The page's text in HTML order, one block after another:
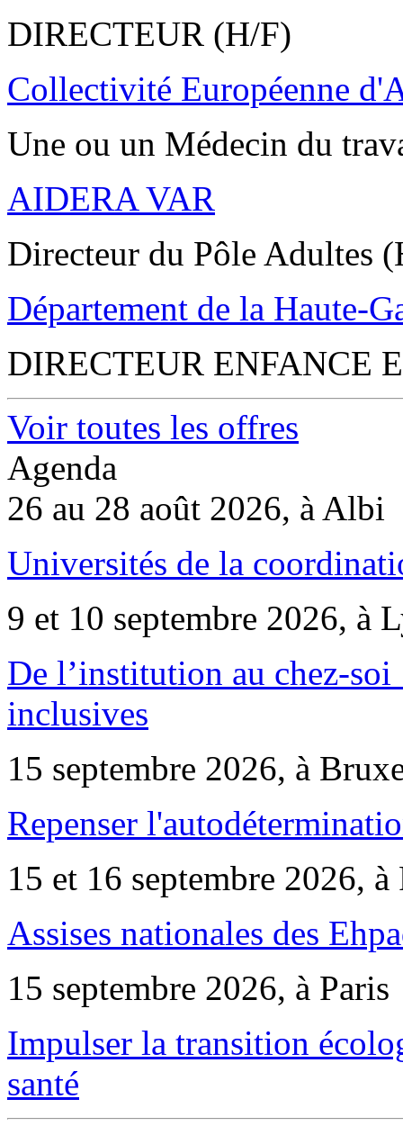
DIRECTEUR (H/F)
Collectivité Européenne
Une ou un Médecin du
AIDERA VAR
Directeur du Pôle Adultes
Département de la Haute-
DIRECTEUR ENFANCE
Voir toutes les offres
Agenda
26 au 28 août 2026, à Albi
Universités de la
9 et 10 septembre 2026, à
De l’institution au chez-
inclusives
15 septembre 2026, à
Repenser
15 et 16 septembre 2026, à
Assises nationales des
15 septembre 2026, à Paris
Impulser la transition
santé